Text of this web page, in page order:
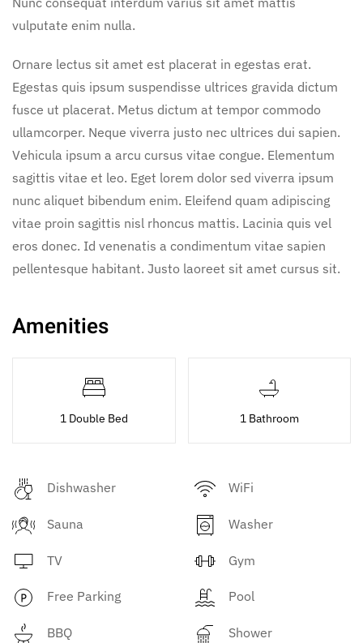
vulputate enim nulla.
Ornare lectus sit amet est placerat in egestas erat.
Egestas quis ipsum suspendisse ultrices gravida dictum
fusce ut placerat. Metus dictum at tempor commodo
ullamcorper. Neque viverra justo nec ultrices dui sapien.
Vehicula ipsum a arcu cursus vitae congue. Elementum
sagittis vitae et leo. Eget lorem dolor sed viverra ipsum
nunc aliquet bibendum enim. Eleifend quam adipiscing
vitae proin sagittis nisl rhoncus mattis. Lacinia quis vel
eros donec. Id venenatis a condimentum vitae sapien
pellentesque habitant. Justo laoreet sit amet cursus sit.
Amenities
1 Double Bed 1 Bathroom
Dishwasher WiFi
Sauna Washer
TV Gym
Free Parking Pool
BBQ Shower